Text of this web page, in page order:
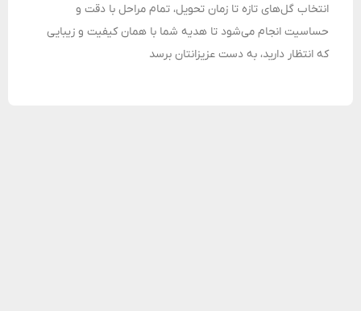
انتخاب گل‌های تازه تا زمان تحویل، تمام مراحل با دقت و
حساسیت انجام می‌شود تا هدیه شما با همان کیفیت و زیبایی
که انتظار دارید، به دست عزیزانتان برسد